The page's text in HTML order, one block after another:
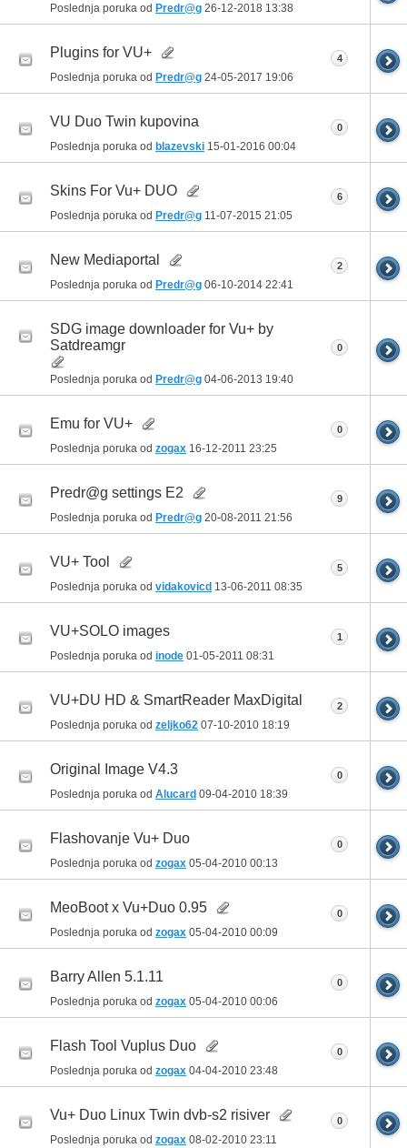
Poslednja poruka od Predr@g 26-12-2018 13:38
Plugins for VU+
Poslednja poruka od Predr@g 24-05-2017 19:06
4
VU Duo Twin kupovina
Poslednja poruka od blazevski 15-01-2016 00:04
0
Skins For Vu+ DUO
Poslednja poruka od Predr@g 11-07-2015 21:05
6
New Mediaportal
Poslednja poruka od Predr@g 06-10-2014 22:41
2
SDG image downloader for Vu+ by
Satdreamgr
Poslednja poruka od Predr@g 04-06-2013 19:40
0
Emu for VU+
Poslednja poruka od zogax 16-12-2011 23:25
0
Predr@g settings E2
Poslednja poruka od Predr@g 20-08-2011 21:56
9
VU+ Tool
Poslednja poruka od vidakovicd 13-06-2011 08:35
5
VU+SOLO images
Poslednja poruka od inode 01-05-2011 08:31
1
VU+DU HD & SmartReader MaxDigital
Poslednja poruka od zeljko62 07-10-2010 18:19
2
Original Image V4.3
Poslednja poruka od Alucard 09-04-2010 18:39
0
Flashovanje Vu+ Duo
Poslednja poruka od zogax 05-04-2010 00:13
0
MeoBoot x Vu+Duo 0.95
Poslednja poruka od zogax 05-04-2010 00:09
0
Barry Allen 5.1.11
Poslednja poruka od zogax 05-04-2010 00:06
0
Flash Tool Vuplus Duo
Poslednja poruka od zogax 04-04-2010 23:48
0
Vu+ Duo Linux Twin dvb-s2 risiver
Poslednja poruka od zogax 08-02-2010 23:11
0